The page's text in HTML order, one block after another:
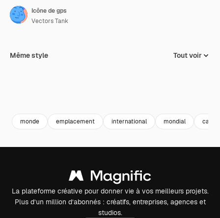
Icône de gps
Vectors Tank
Même style Tout voir
monde emplacement international mondial carte
La plateforme créative pour donner vie à vos meilleurs projets.
Plus d’un million d’abonnés : créatifs, entreprises, agences et
studios.